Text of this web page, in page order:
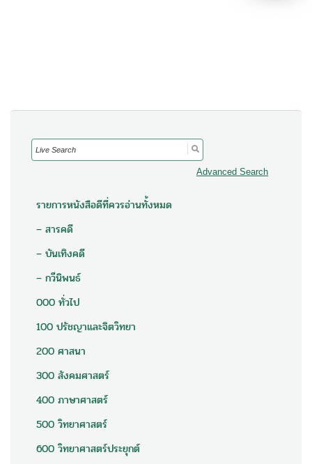
Search
for:
Advanced Search
รายการหนังสือดีที่ควรอ่านทั้งหมด
– สารคดี
– บันเทิงคดี
– กวีนิพนธ์
000 ทั่วไป
100 ปรัชญาและจิตวิทยา
200 ศาสนา
300 สังคมศาสตร์
400 ภาษาศาสตร์
500 วิทยาศาสตร์
600 วิทยาศาสตร์ประยุกต์